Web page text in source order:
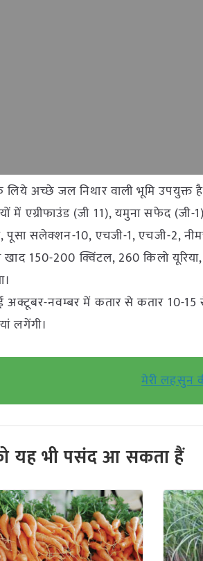
अच्छे जल निथार वाली भूमि उपयुक्त
में एग्रीफाउंड (जी 11), यमुना सफेद
पूसा सलेक्शन-10, एचजी-1, एचजी-2,
खाद 150-200 क्विंटल, 260 किलो
नवम्बर में कतार से कतार 10-15
लगेंगी।
मेरी लहसुन
यह भी पसंद आ सकता हैं